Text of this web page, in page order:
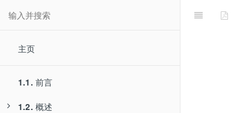
主页
1.1. 前言
1.2. 概述